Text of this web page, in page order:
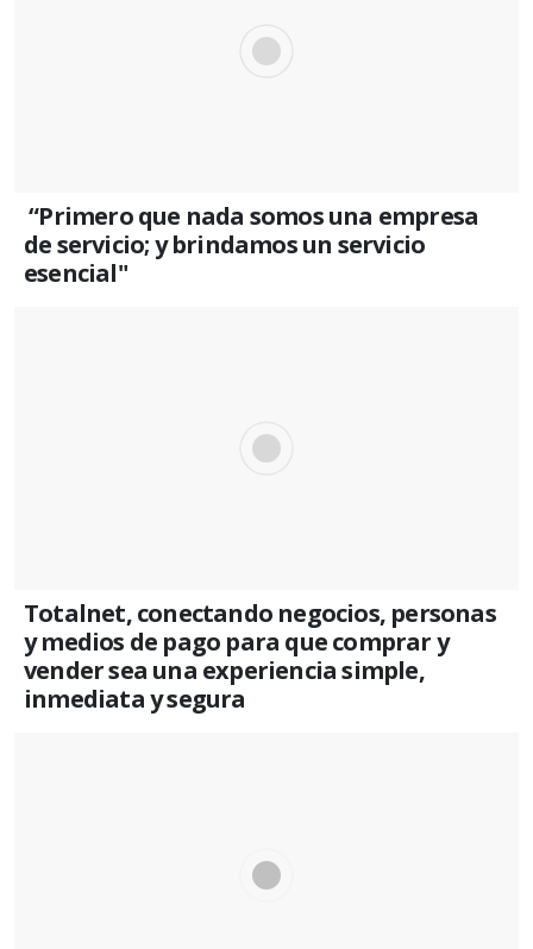
“Primero que nada somos una empresa
de servicio; y brindamos un servicio
esencial"
Totalnet, conectando negocios, personas
y medios de pago para que comprar y
vender sea una experiencia simple,
inmediata y segura